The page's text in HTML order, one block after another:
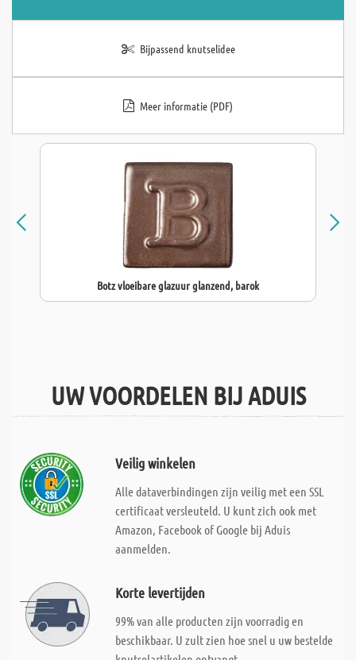
Bijpassend knutselidee
Meer informatie (PDF)
Botz vloeibare glazuur glanzend, barok
UW VOORDELEN BIJ ADUIS
Veilig winkelen
Alle dataverbindingen zijn veilig met een SSL
certificaat versleuteld. U kunt zich ook met
Amazon, Facebook of Google bij Aduis
aanmelden.
Korte levertijden
99% van alle producten zijn voorradig en
beschikbaar. U zult zien hoe snel u uw bestelde